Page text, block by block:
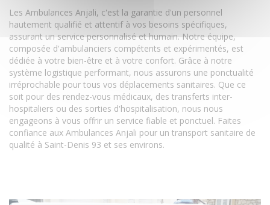
Les Ambulances Anjali, c'est la garantie d'un personnel
hautement qualifié et attentif à vos besoins spécifiques,
assurant un service personnalisé et humain. Notre équipe,
composée d'ambulanciers compétents et expérimentés, est
dédiée à votre bien-être et à votre confort. Grâce à notre
système logistique performant, nous assurons une ponctualité
irréprochable pour tous vos déplacements sanitaires. Que ce
soit pour des rendez-vous médicaux, des transferts inter-
hospitaliers ou des sorties d'hospitalisation, nous nous
engageons à vous offrir un service fiable et ponctuel. Faites
confiance aux Ambulances Anjali pour un transport sanitaire de
qualité à Saint-Denis 93 et ses environs.